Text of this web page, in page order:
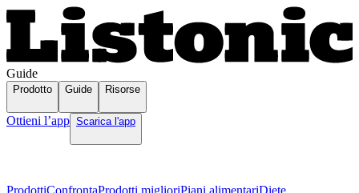
Guide
Prodotto Guide Risorse
Ottieni l’app Scarica l'app